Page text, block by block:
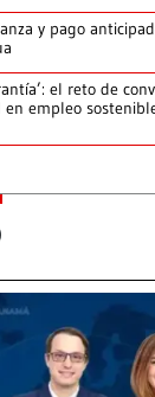
y pago
el reto de
empleo